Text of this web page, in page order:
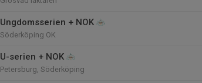
Ungdomsserien + NOK
Söderköping OK
U-serien + NOK
Petersburg, Söderköping